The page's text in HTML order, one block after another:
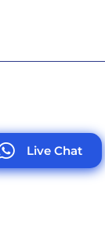
Live Chat